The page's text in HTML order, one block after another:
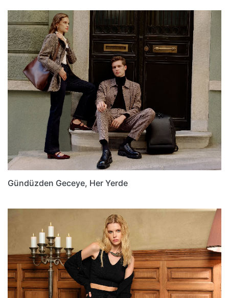
Gündüzden Geceye, Her Yerde